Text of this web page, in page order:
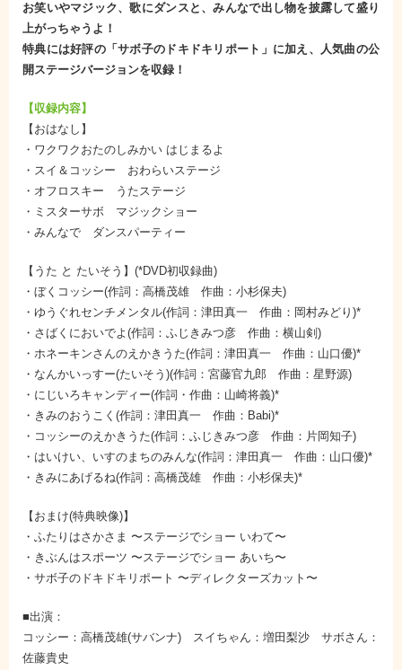
お笑いやマジック、歌にダンスと、みんなで出し物を披露して盛り
上がっちゃうよ！
特典には好評の「サボ子のドキドキリポート」に加え、人気曲の公
開ステージバージョンを収録！
【収録内容】
【おはなし】
・ワクワクおたのしみかい はじまるよ
・スイ＆コッシー おわらいステージ
・オフロスキー うたステージ
・ミスターサボ マジックショー
・みんなで ダンスパーティー
【うた と たいそう】(*DVD初収録曲)
・ぼくコッシー(作詞：高橋茂雄 作曲：小杉保夫)
・ゆうぐれセンチメンタル(作詞：津田真一 作曲：岡村みどり)*
・さばくにおいでよ(作詞：ふじきみつ彦 作曲：横山剣)
・ホネーキンさんのえかきうた(作詞：津田真一 作曲：山口優)*
・なんかいっすー(たいそう)(作詞：宮藤官九郎 作曲：星野源)
・にじいろキャンディー(作詞・作曲：山崎将義)*
・きみのおうこく(作詞：津田真一 作曲：Babi)*
・コッシーのえかきうた(作詞：ふじきみつ彦 作曲：片岡知子)
・はいけい、いすのまちのみんな(作詞：津田真一 作曲：山口優)*
・きみにあげるね(作詞：高橋茂雄 作曲：小杉保夫)*
【おまけ(特典映像)】
・ふたりはさかさま 〜ステージでショー いわて〜
・きぶんはスポーツ 〜ステージでショー あいち〜
・サボ子のドキドキリポート 〜ディレクターズカット〜
■出演：
コッシー：高橋茂雄(サバンナ) スイちゃん：増田梨沙 サボさん：
佐藤貴史